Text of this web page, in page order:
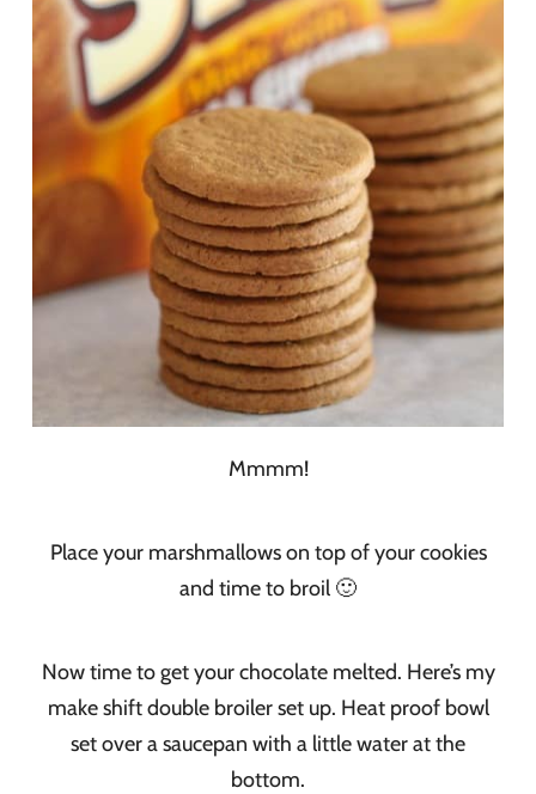
Mmmm!
Place your marshmallows on top of your cookies
and time to broil 🙂
Now time to get your chocolate melted. Here’s my
make shift double broiler set up. Heat proof bowl
set over a saucepan with a little water at the
bottom.